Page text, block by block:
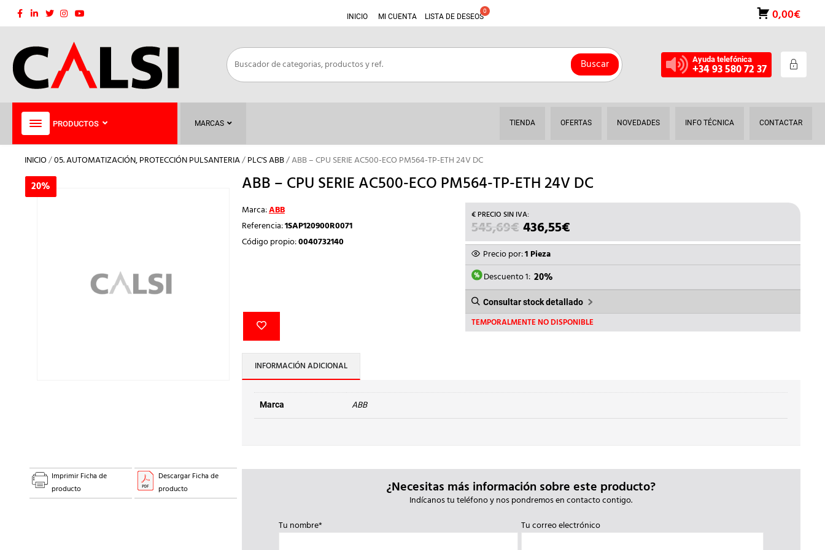
Saltar
INICIO MI CUENTA LISTA DE DESEOS 0,00€
Buscar Ayuda telefónica
+34 93 580 72 37
PRODUCTOS MARCAS TIENDA OFERTAS NOVEDADES INFO TÉCNICA CONTACTAR
INICIO/05. AUTOMATIZACIÓN, PROTECCIÓN PULSANTERIA/PLC'S ABB/ ABB – CPU SERIE AC500-ECO PM564-TP-ETH 24V DC
20% ABB – CPU SERIE AC500-ECO PM564-TP-ETH 24V DC
Marca:ABB
Referencia:1SAP120900R0071
Código propio:0040732140
545,69€ EL
PRECIO
ORIGINAL
ERA:
545,69€.
436,55€EL
PRECIO
ES:
Precio por:1 Pieza
Descuento 1: 20%
Consultar stock detallado
TEMPORALMENTE NO DISPONIBLE
INFORMACIÓN ADICIONAL
Marca ABB
20%
Imprimir Ficha de
producto
Descargar Ficha de
producto
¿Necesitas más información sobre este producto?
Indícanos tu teléfono y nos pondremos en contacto contigo.
Tu nombre*
Tu correo electrónico